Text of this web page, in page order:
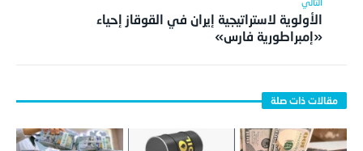
الأولوية لاستراتيجية إيران في القوقاز إحياء
«إمبراطورية فارس»